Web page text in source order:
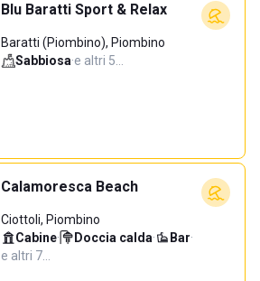
Blu Baratti Sport & Relax
Baratti (Piombino), Piombino
Sabbiosa·e altri 5…
Calamoresca Beach
Ciottoli, Piombino
Cabine· Doccia calda· Bar·
e altri 7…